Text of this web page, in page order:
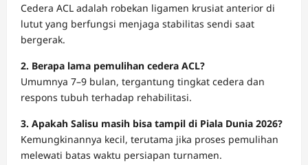
Cedera ACL adalah robekan ligamen krusiat anterior di
lutut yang berfungsi menjaga stabilitas sendi saat
bergerak.
2. Berapa lama pemulihan cedera ACL?
Umumnya 7–9 bulan, tergantung tingkat cedera dan
respons tubuh terhadap rehabilitasi.
3. Apakah Salisu masih bisa tampil di Piala Dunia 2026?
Kemungkinannya kecil, terutama jika proses pemulihan
melewati batas waktu persiapan turnamen.